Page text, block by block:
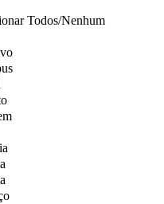
Todos/Nenhum